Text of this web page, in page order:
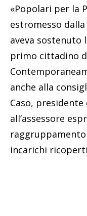
«Popolari per la
estromesso
aveva sostenuto
primo cittadino
anche alla
Caso,
all’assessore
incarichi